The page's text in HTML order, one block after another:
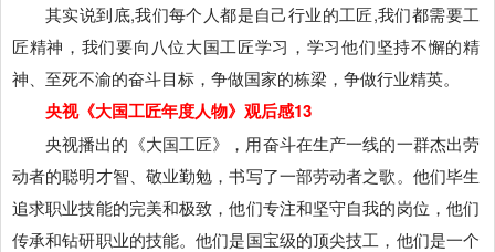
其实说到底,我们每个人都是自己行业的工匠,我们都需要工
匠精神，我们要向八位大国工匠学习，学习他们坚持不懈的精
神、至死不渝的奋斗目标，争做国家的栋梁，争做行业精英。
央视《大国工匠年度人物》观后感13
央视播出的《大国工匠》，用奋斗在生产一线的一群杰出劳
动者的聪明才智、敬业勤勉，书写了一部劳动者之歌。他们毕生
追求职业技能的完美和极致，他们专注和坚守自我的岗位，他们
传承和钻研职业的技能。他们是国宝级的顶尖技工，他们是一个